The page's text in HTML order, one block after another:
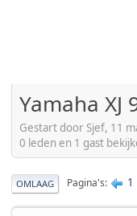
Yamaha XJ
Gestart door Sjef, 11
0 leden en 1 gast
OMLAAG Pagina's 1